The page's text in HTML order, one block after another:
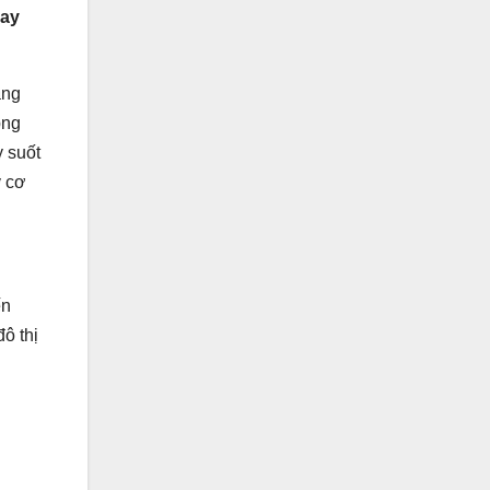
suốt
cơ
thị